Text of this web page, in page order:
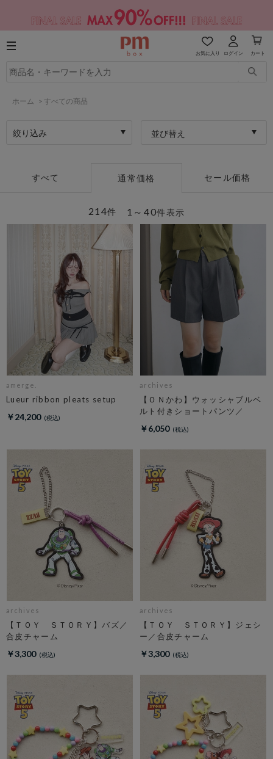
お気に入り ログイン カート
ホーム > すべての商品
絞り込み 並び替え
すべて 通常価格 セール価格
1～40件表示
214件
amerge.
Lueur ribbon pleats setup
￥24,200
archives
【ＯＮかわ】ウォッシャブルベ
ルト付きショートパンツ／
￥6,050
archives
【ＴＯＹ ＳＴＯＲＹ】バズ／
合皮チャーム
￥3,300
archives
【ＴＯＹ ＳＴＯＲＹ】ジェシ
ー／合皮チャーム
￥3,300